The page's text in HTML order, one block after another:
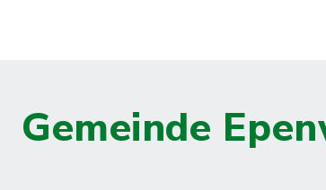
Gemeinde